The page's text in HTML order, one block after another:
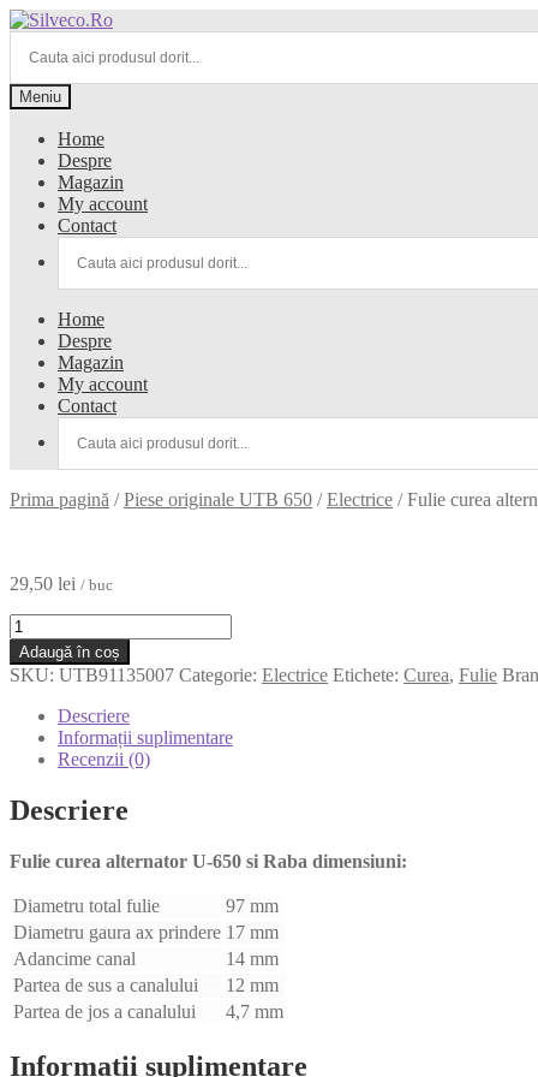
Meniu
Home
Despre
Magazin
My account
Contact
Home
Despre
Magazin
My account
Contact
Prima pagină /Piese originale UTB 650 /Electrice /Fulie curea
29,50 lei / buc
Adaugă în coș
SKU: UTB91135007 Categorie: Electrice Etichete: Curea, Fulie
Descriere
Informații suplimentare
Recenzii (0)
Descriere
Fulie curea alternator U-650 si Raba dimensiuni:
Diametru total fulie
97 mm
Diametru gaura ax prindere 17 mm
Adancime canal
14 mm
Partea de sus a canalului
12 mm
Partea de jos a canalului
4,7 mm
Informații suplimentare